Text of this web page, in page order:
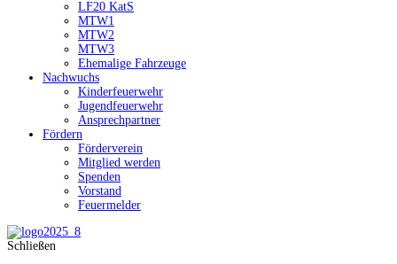
LF20 KatS
MTW1
MTW2
MTW3
Ehemalige Fahrzeuge
Nachwuchs
Kinderfeuerwehr
Jugendfeuerwehr
Ansprechpartner
Fördern
Förderverein
Mitglied werden
Spenden
Vorstand
Feuermelder
Schließen